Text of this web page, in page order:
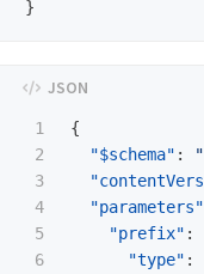
1
2
3
4
5
6
{
"$schema" :
"parameters"
"prefix" :
"type" :